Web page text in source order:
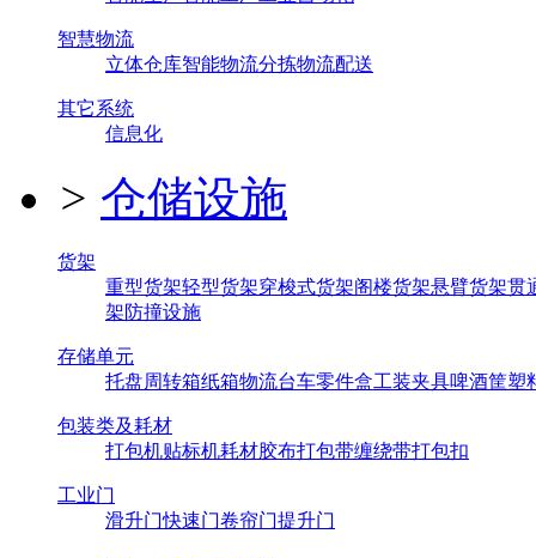
智慧物流
立体仓库智能物流分拣物流配送
其它系统
信息化
> 仓储设施
货架
重型货架轻型货架穿梭式货架阁楼货架悬臂货架贯
架防撞设施
存储单元
托盘周转箱纸箱物流台车零件盒工装夹具啤酒筐塑
包装类及耗材
打包机贴标机耗材胶布打包带缠绕带打包扣
工业门
滑升门快速门卷帘门提升门